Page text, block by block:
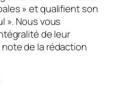
» et qualifient son
». Nous vous
de leur
de la rédaction